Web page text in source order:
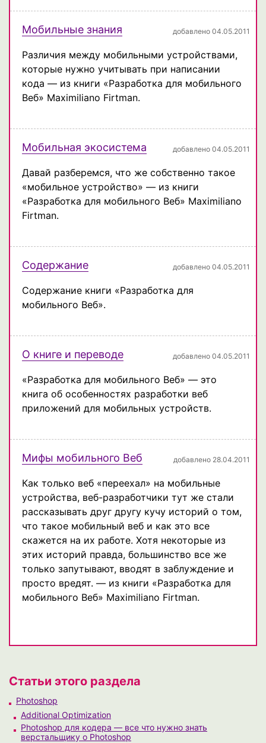
Мобильные знания добавлено 04.05.2011
Различия между мобильными устройствами,
которые нужно учитывать при написании
кода — из книги «Разработка для мобильного
Веб» Maximiliano Firtman.
Мобильная экосистема добавлено 04.05.2011
Давай разберемся, что же собственно такое
«мобильное устройство» — из книги
«Разработка для мобильного Веб» Maximiliano
Firtman.
Содержание добавлено 04.05.2011
Содержание книги «Разработка для
мобильного Веб».
О книге и переводе добавлено 04.05.2011
«Разработка для мобильного Веб» — это
книга об особенностях разработки веб
приложений для мобильных устройств.
Мифы мобильного Веб добавлено 28.04.2011
Как только веб «переехал» на мобильные
устройства, веб-разработчики тут же стали
рассказывать друг другу кучу историй о том,
что такое мобильный веб и как это все
скажется на их работе. Хотя некоторые из
этих историй правда, большинство все же
только запутывают, вводят в заблуждение и
просто вредят. — из книги «Разработка для
мобильного Веб» Maximiliano Firtman.
Статьи этого раздела
Photoshop
Additional Optimization
Photoshop для кодера — все что нужно знать
верстальщику о Photoshop